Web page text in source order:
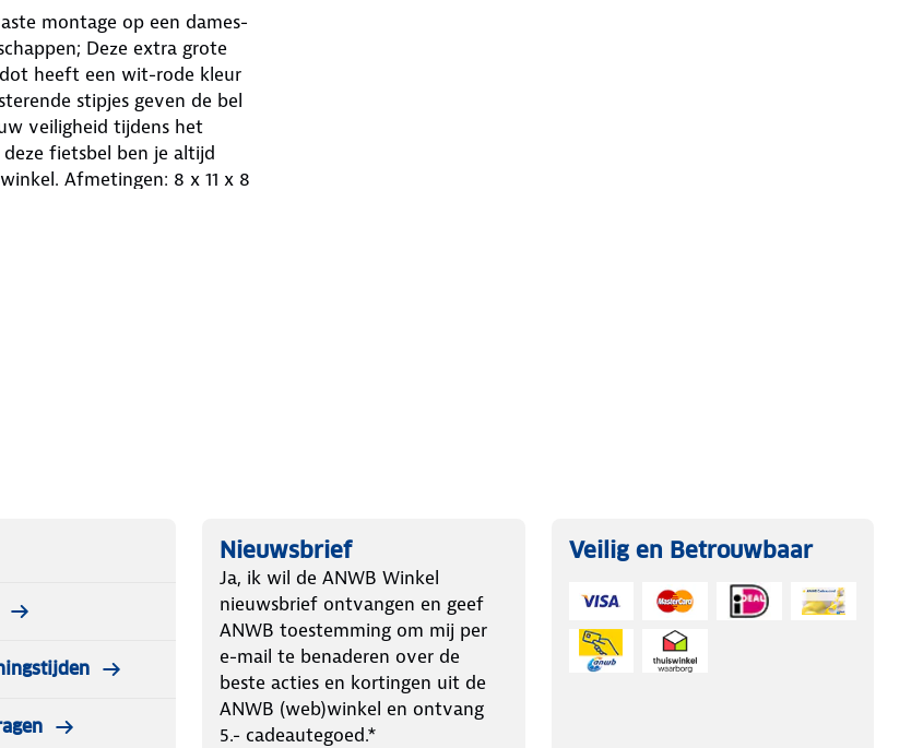
montage op een dames-
Deze extra grote
heeft een wit-rode kleur
stipjes geven de bel
veiligheid tijdens het
fietsbel ben je altijd
Afmetingen: 8 x 11 x 8
die je bevestigt aan het
een kleurrijke fietsbel
aantrekkelijke collectie
het verkeer en vind je
stippen zeker iets voor
over het hoofd zien.
Nieuwsbrief
Ja, ik wil de ANWB Winkel
nieuwsbrief ontvangen en geef
ANWB toestemming om mij per
e-mail te benaderen over de
beste acties en kortingen uit de
ANWB (web)winkel en ontvang
5.- cadeautegoed.*
Veilig en Betrouwbaar